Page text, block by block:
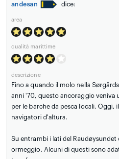
andesan dice:
area
qualità marittime
descrizione
Fino a quando il molo nella
anni '70, questo ancoraggio veniva
per le barche da pesca locali. Oggi,
navigatori d'altura.
Su entrambi i lati del
ormeggio. Alcuni di questi sono